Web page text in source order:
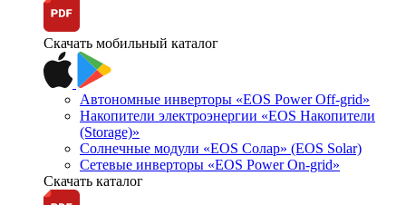
Скачать мобильный каталог
Автономные инверторы «EOS Power Off-grid»
Накопители электроэнергии «EOS Накопители
(Storage)»
Солнечные модули «EOS Солар» (EOS Solar)
Сетевые инверторы «EOS Power On-grid»
Скачать каталог